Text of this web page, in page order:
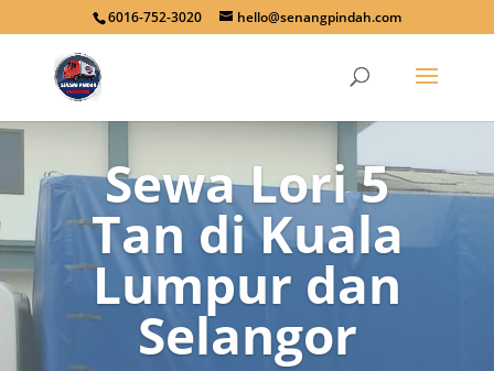
6016-752-3020 hello@senangpindah.com
Sewa Lori 5
Tan di Kuala
Lumpur dan
Selangor